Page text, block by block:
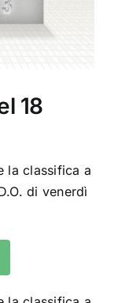
18
la classifica a
di venerdì